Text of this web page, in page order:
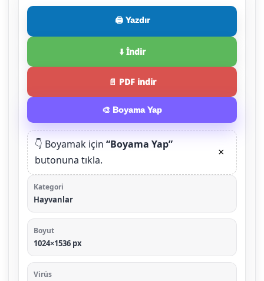
🖨️ Yazdır
⬇️ İndir
📄 PDF indir
🎨 Boyama Yap
👇 Boyamak için “Boyama Yap”
butonuna tıkla.
×
Kategori
Hayvanlar
Boyut
1024×1536 px
Virüs